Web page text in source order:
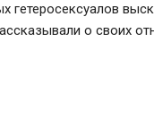
гетеросексуалов
о своих